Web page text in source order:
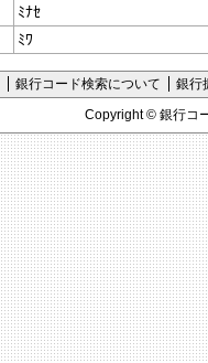
ﾐﾅｾ
ﾐﾜ
銀行コード検索について
銀行
Copyright © 銀行コ